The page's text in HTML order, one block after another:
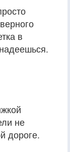
в
не
дороге.